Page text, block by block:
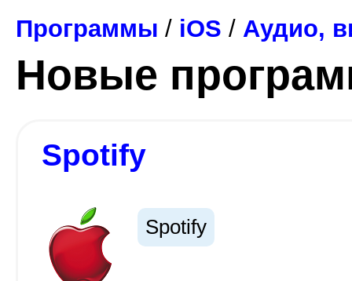
Программы / iOS / Аудио,
Новые
Spotify
Spotify